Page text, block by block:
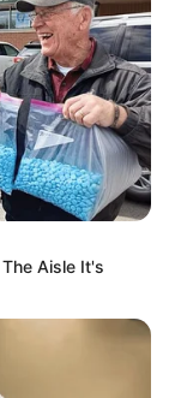
la toute
Logic-
et
Quinté du
être le
Aisle It's